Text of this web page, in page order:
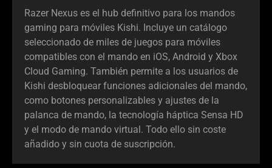
Razer Nexus es el hub definitivo para los mandos
gaming para móviles Kishi. Incluye un catálogo
seleccionado de miles de juegos para móviles
compatibles con el mando en iOS, Android y Xbox
Cloud Gaming. También permite a los usuarios de
Kishi desbloquear funciones adicionales del mando,
como botones personalizables y ajustes de la
palanca de mando, la tecnología háptica Sensa HD
y el modo de mando virtual. Todo ello sin coste
añadido y sin cuota de suscripción.